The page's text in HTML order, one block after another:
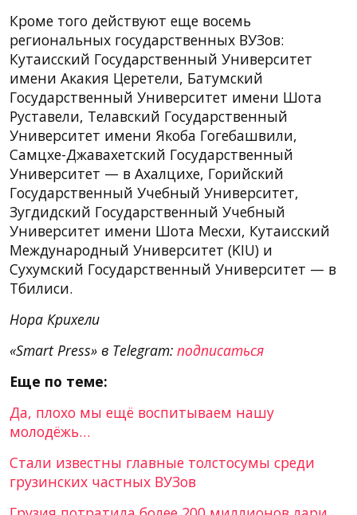
Кроме того действуют еще восемь
региональных государственных ВУЗов:
Кутаисский Государственный Университет
имени Акакия Церетели, Батумский
Государственный Университет имени Шота
Руставели, Телавский Государственный
Университет имени Якоба Гогебашвили,
Самцхе-Джавахетский Государственный
Университет — в Ахалцихе, Горийский
Государственный Учебный Университет,
Зугдидский Государственный Учебный
Университет имени Шота Месхи, Кутаисский
Международный Университет (KIU) и
Сухумский Государственный Университет — в
Тбилиси.
Нора Крихели
«Smart Press» в Telegram: подписаться
Еще по теме:
Да, плохо мы ещё воспитываем нашу
молодёжь…
Стали известны главные толстосумы среди
грузинских частных ВУЗов